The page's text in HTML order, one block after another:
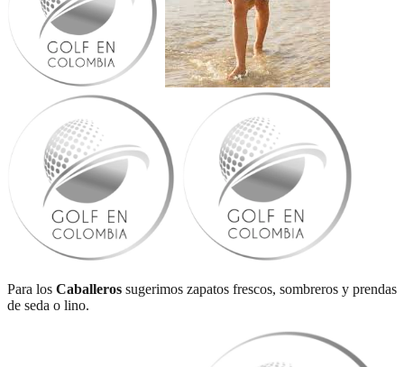
Para los Caballeros sugerimos zapatos frescos, sombreros y prendas
de seda o lino.